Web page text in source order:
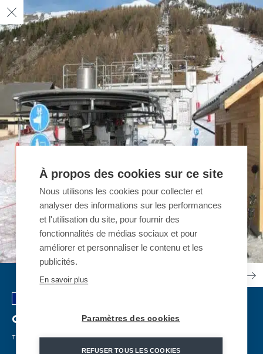
Chaillol | FRANCE
TÉLÉSIÈGE FIXE | 2017
À propos des cookies sur ce site
Nous utilisons les cookies pour collecter et
analyser des informations sur les performances
et l'utilisation du site, pour fournir des
fonctionnalités de médias sociaux et pour
améliorer et personnaliser le contenu et les
publicités.
En savoir plus
Paramètres des cookies
REFUSER TOUS LES COOKIES